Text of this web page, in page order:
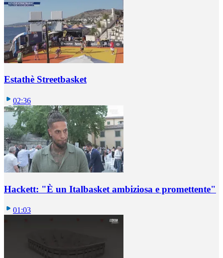
Estathè Streetbasket
02:36
Hackett: "È un Italbasket ambiziosa e promettente"
01:03